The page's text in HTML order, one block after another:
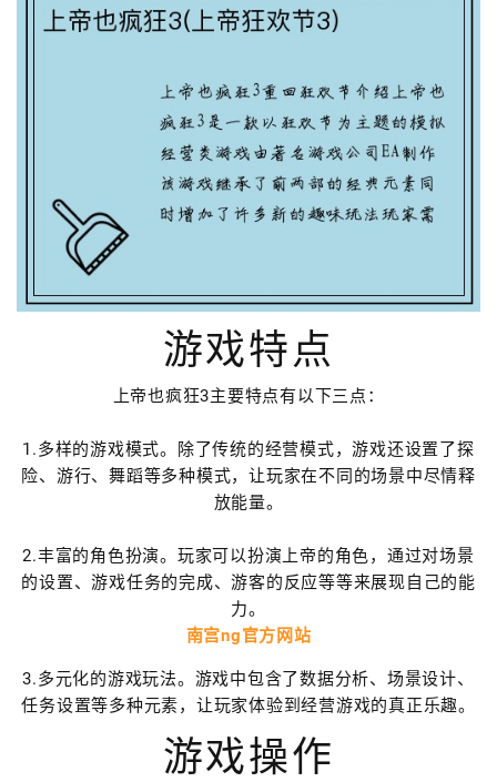
游戏特点
上帝也疯狂3主要特点有以下三点：
1.多样的游戏模式。除了传统的经营模式，游戏还设置了探
险、游行、舞蹈等多种模式，让玩家在不同的场景中尽情释
放能量。
2.丰富的角色扮演。玩家可以扮演上帝的角色，通过对场景
的设置、游戏任务的完成、游客的反应等等来展现自己的能
力。
南宫ng官方网站
3.多元化的游戏玩法。游戏中包含了数据分析、场景设计、
任务设置等多种元素，让玩家体验到经营游戏的真正乐趣。
游戏操作